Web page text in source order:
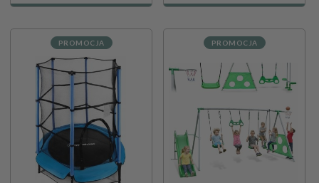
PROMOCJA PROMOCJA